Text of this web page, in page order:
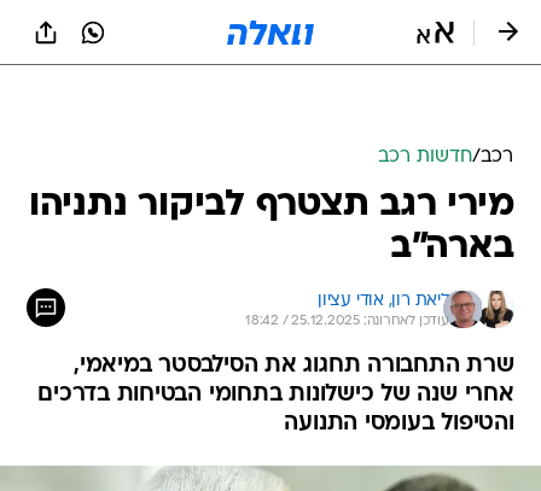
רכב/חדשות רכב
מירי רגב תצטרף לביקור נתניהו
בארה"ב
ליאת רון, אודי עציון
עודכן לאחרונה: 25.12.2025 / 18:42
שרת התחבורה תחגוג את הסילבסטר במיאמי,
אחרי שנה של כישלונות בתחומי הבטיחות בדרכים
והטיפול בעומסי התנועה